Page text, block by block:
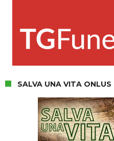
SALVA UNA VITA ONLUS